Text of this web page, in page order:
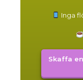
Inga
Skaffa